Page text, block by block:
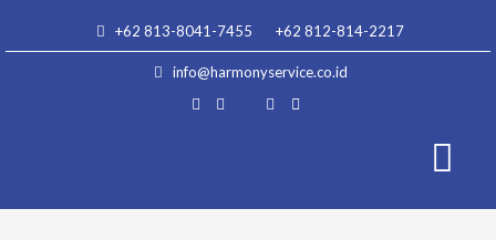
+62 813-8041-7455 +62 812-814-2217
info@harmonyservice.co.id